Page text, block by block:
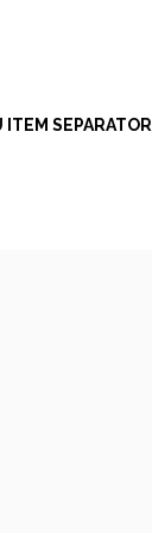
ITEM SEPARATOR